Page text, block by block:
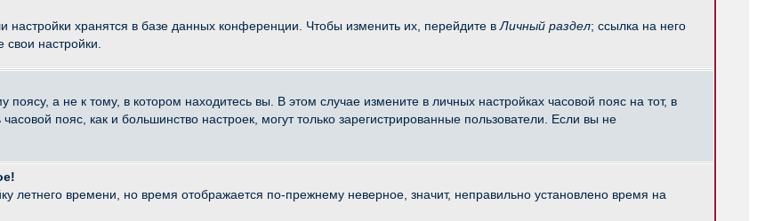
настройки хранятся в базе данных конференции. Чтобы изменить их, перейдите в Личный раздел; ссылка на него
настройки.
а не к тому, в котором находитесь вы. В этом случае измените в личных настройках часовой пояс на тот, в
пояс, как и большинство настроек, могут только зарегистрированные пользователи. Если вы не
летнего времени, но время отображается по-прежнему неверное, значит, неправильно установлено время на